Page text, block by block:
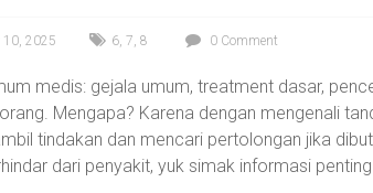
10, 2025 6, 7, 8 0 Comment
medis: gejala umum, treatment dasar,
Mengapa? Karena dengan mengenali
tindakan dan mencari pertolongan jika
dari penyakit, yuk simak informasi penting